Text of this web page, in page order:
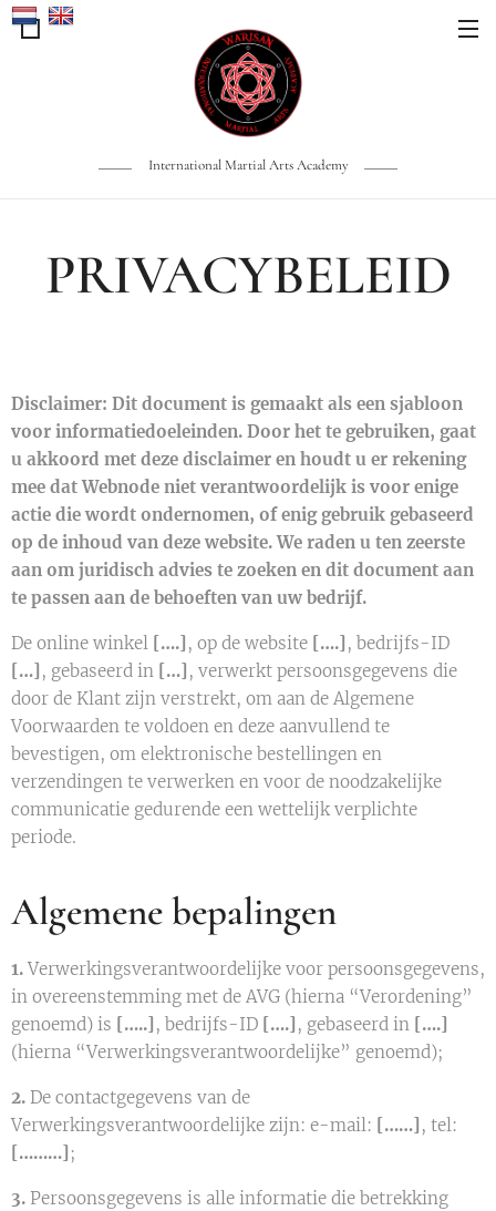
International Martial Arts Academy
PRIVACYBELEID
Disclaimer: Dit document is gemaakt als een sjabloon
voor informatiedoeleinden. Door het te gebruiken, gaat
u akkoord met deze disclaimer en houdt u er rekening
mee dat Webnode niet verantwoordelijk is voor enige
actie die wordt ondernomen, of enig gebruik gebaseerd
op de inhoud van deze website. We raden u ten zeerste
aan om juridisch advies te zoeken en dit document aan
te passen aan de behoeften van uw bedrijf.
De online winkel [….] , op de website [….] , bedrijfs-ID
[…] , gebaseerd in […] , verwerkt persoonsgegevens die
door de Klant zijn verstrekt, om aan de Algemene
Voorwaarden te voldoen en deze aanvullend te
bevestigen, om elektronische bestellingen en
verzendingen te verwerken en voor de noodzakelijke
communicatie gedurende een wettelijk verplichte
periode.
Algemene bepalingen
1.Verwerkingsverantwoordelijke voor persoonsgegevens,
in overeenstemming met de AVG (hierna “Verordening”
genoemd) is […..] , bedrijfs-ID [….] , gebaseerd in [….]
(hierna “Verwerkingsverantwoordelijke” genoemd);
2. De contactgegevens van de
Verwerkingsverantwoordelijke zijn: e-mail: [……] , tel:
[………] ;
3. Persoonsgegevens is alle informatie die betrekking